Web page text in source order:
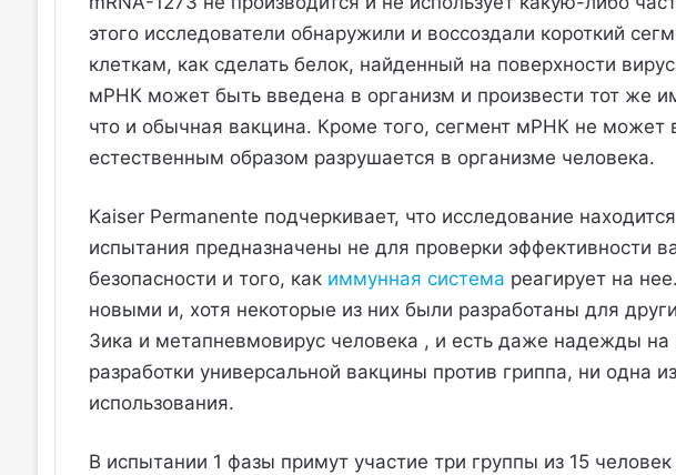
этого исследователи обнаружили и воссоздали короткий
клеткам, как сделать белок, найденный на поверхности
мРНК может быть введена в организм и произвести тот же
что и обычная вакцина. Кроме того, сегмент мРНК не может
естественным образом разрушается в организме человека.
Kaiser Permanente подчеркивает, что исследование
испытания предназначены не для проверки эффективности
безопасности и того, как иммунная система реагирует на
новыми и, хотя некоторые из них были разработаны для
Зика и метапневмовирус человека , и есть даже надежды на
разработки универсальной вакцины против гриппа, ни одна
использования.
В испытании 1 фазы примут участие три группы из 15 человек